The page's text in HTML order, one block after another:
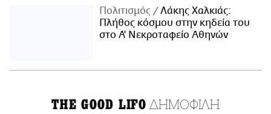
Πολιτισμός
Λάκης Χαλκιάς:
Πλήθος κόσμου στην κηδεία του
στο Α' Νεκροταφείο Αθηνών
THE GOOD LIFO ΔΗΜΟΦΙΛΗ